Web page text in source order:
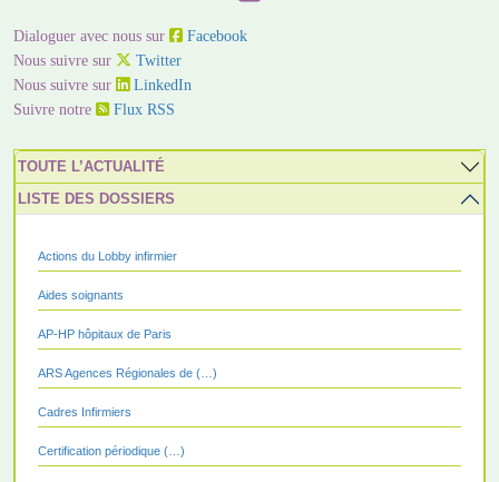
Dialoguer avec nous sur
Facebook
Nous suivre sur
Twitter
Nous suivre sur
LinkedIn
Suivre notre
Flux RSS
TOUTE L’ACTUALITÉ
LISTE DES DOSSIERS
Actions du Lobby infirmier
Aides soignants
AP-HP hôpitaux de Paris
ARS Agences Régionales de (…)
Cadres Infirmiers
Certification périodique (…)